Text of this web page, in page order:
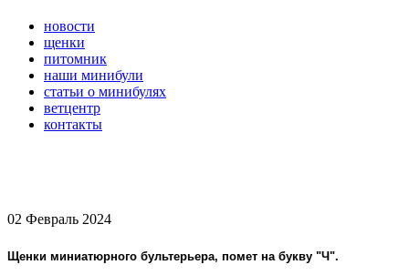
новости
щенки
питомник
наши минибули
статьи о минибулях
ветцентр
контакты
02 Февраль 2024
Щенки миниатюрного бультерьера, помет на букву "Ч".